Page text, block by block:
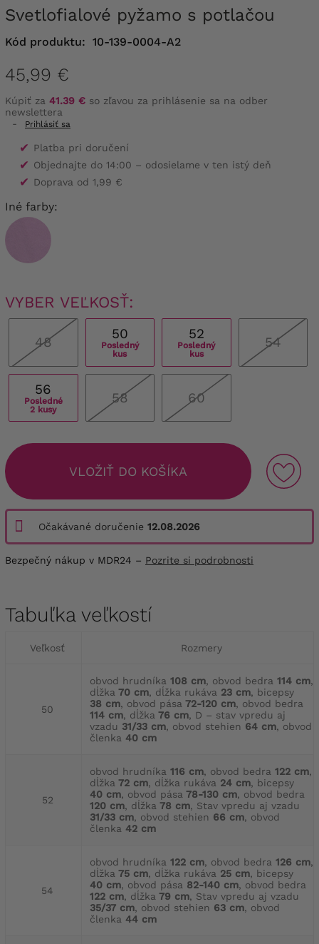
Svetlofialové pyžamo s potlačou
Kód produktu: 10-139-0004-A2
45,99 €
Kúpiť za 41.39 € so zľavou za prihlásenie sa na odber
newslettera
-
Prihlásiť sa
✔ Platba pri doručení
✔ Objednajte do 14:00 – odosielame v ten istý deň
✔ Doprava od 1,99 €
Iné farby:
VYBER VEĽKOSŤ:
48
50
Posledný
kus
52
Posledný
kus
54
56
Posledné
2 kusy
58 60
VLOŽIŤ DO KOŠÍKA
Očakávané doručenie 12.08.2026
Bezpečný nákup v MDR24 – Pozrite si podrobnosti
Tabuľka veľkostí
Veľkosť Rozmery
50
obvod hrudníka 108 cm, obvod bedra 114 cm,
dĺžka 70 cm, dĺžka rukáva 23 cm, bicepsy
38 cm, obvod pása 72-120 cm, obvod bedra
114 cm, dĺžka 76 cm, D – stav vpredu aj
vzadu 31/33 cm, obvod stehien 64 cm, obvod
členka 40 cm
52
obvod hrudníka 116 cm, obvod bedra 122 cm,
dĺžka 72 cm, dĺžka rukáva 24 cm, bicepsy
40 cm, obvod pása 78-130 cm, obvod bedra
120 cm, dĺžka 78 cm, Stav vpredu aj vzadu
31/33 cm, obvod stehien 66 cm, obvod
členka 42 cm
54
obvod hrudníka 122 cm, obvod bedra 126 cm,
dĺžka 75 cm, dĺžka rukáva 25 cm, bicepsy
40 cm, obvod pása 82-140 cm, obvod bedra
122 cm, dĺžka 79 cm, Stav vpredu aj vzadu
35/37 cm, obvod stehien 63 cm, obvod
členka 44 cm